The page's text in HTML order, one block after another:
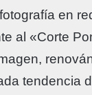
en
al «Corte
tendencia